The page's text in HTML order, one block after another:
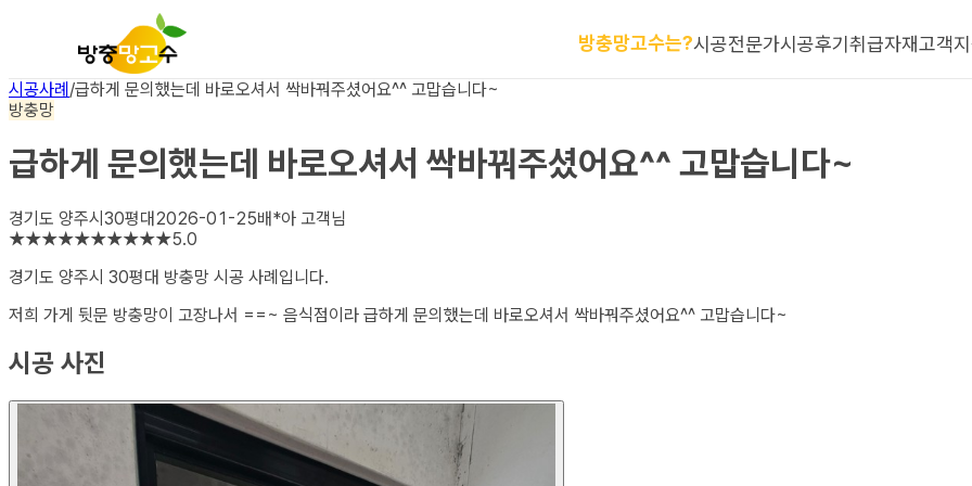
방충망고수는?시공전문가시공후기취급자재고객
시공사례/급하게 문의했는데 바로오셔서 싹바꿔주셨어요^^ 고맙습니다~
방충망
급하게 문의했는데 바로오셔서 싹바꿔주셨어요^^ 고맙습니다~
경기도 양주시 30평대2026-01-25배*아 고객님
★★★★★★★★★★5.0
경기도 양주시 30평대 방충망 시공 사례입니다.
저희 가게 뒷문 방충망이 고장나서 ==~ 음식점이라 급하게 문의했는데 바로오셔서 싹바꿔주셨어요^^ 고맙습니다~
시공 사진